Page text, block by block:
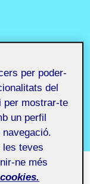
1
per poder-
del
per mostrar-te
un perfil
les teves
ne més